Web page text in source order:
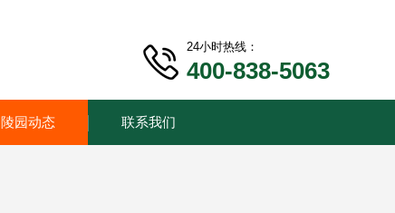
24小时热线：
400-838-5063
陵园动态 联系我们